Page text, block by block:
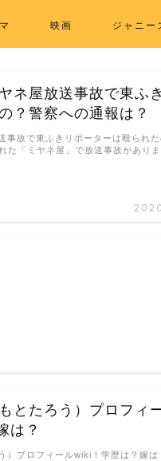
映画 ジャニー
ネ屋放送事故で東ふ
？警察への通報は？
事故で東ふきリポーターは殴られた
た「ミヤネ屋」で放送事故があり
とたろう）プロフィ
は？
）プロフィールwiki！学歴は？嫁は